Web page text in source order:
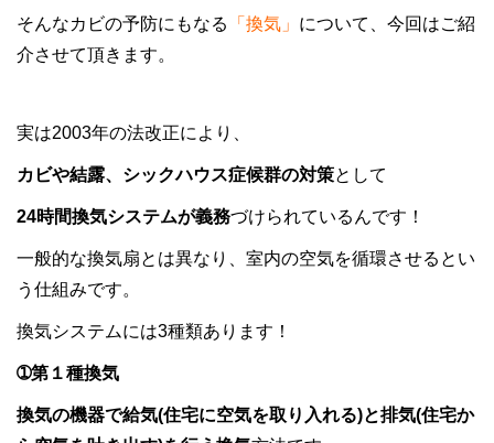
そんなカビの予防にもなる 「換気」 について、今回はご紹
介させて頂きます。
実は2003年の法改正により、
カビや結露、シックハウス症候群の対策として
24時間換気システムが義務づけられているんです！
一般的な換気扇とは異なり、室内の空気を循環させるとい
う仕組みです。
換気システムには3種類あります！
➀第１種換気
換気の機器で給気(住宅に空気を取り入れる)と排気(住宅か